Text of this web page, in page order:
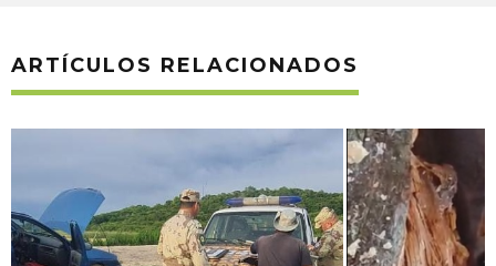
ARTÍCULOS RELACIONADOS